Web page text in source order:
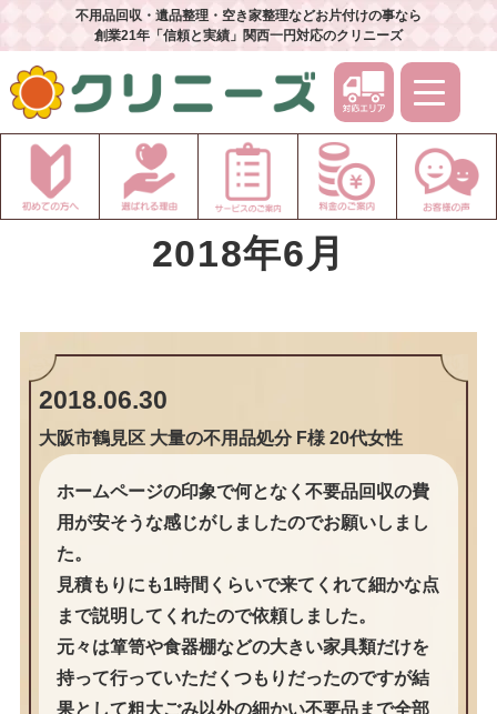
不用品回収・遺品整理・空き家整理などお片付けの事なら
創業21年「信頼と実績」関西一円対応のクリニーズ
2018年6月
2018.06.30
大阪市鶴見区 大量の不用品処分 F様 20代女性
ホームページの印象で何となく不要品回収の費
用が安そうな感じがしましたのでお願いしまし
た。
見積もりにも1時間くらいで来てくれて細かな点
まで説明してくれたので依頼しました。
元々は箪笥や食器棚などの大きい家具類だけを
持って行っていただくつもりだったのですが結
果として粗大ごみ以外の細かい不要品まで全部